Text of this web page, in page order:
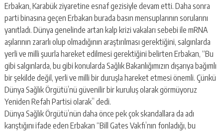
Erbakan, Karabük ziyaretine esnaf gezisiyle devam etti. Daha sonra
parti binasına geçen Erbakan burada basın mensuplarının sorularını
yanıtladı. Dünya genelinde artan kalp krizi vakaları sebebi ile mRNA
aşılarının zararlı olup olmadığının araştırılması gerektiğini, salgınlarda
yerli ve milli şuurla hareket edilmesi gerektiğini belirten Erbakan, “Bu
gibi salgınlarda, bu gibi konularda Sağlık Bakanlığımızın dışarıya bağımlı
bir şekilde değil, yerli ve milli bir duruşla hareket etmesi önemli. Çünkü
Dünya Sağlık Örgütü’nü güvenilir bir kuruluş olarak görmüyoruz
Yeniden Refah Partisi olarak” dedi.
Dünya Sağlık Örgütü’nün daha önce pek çok skandallara da adı
karıştığını ifade eden Erbakan “Bill Gates Vakfı’nın fonladığı, bu